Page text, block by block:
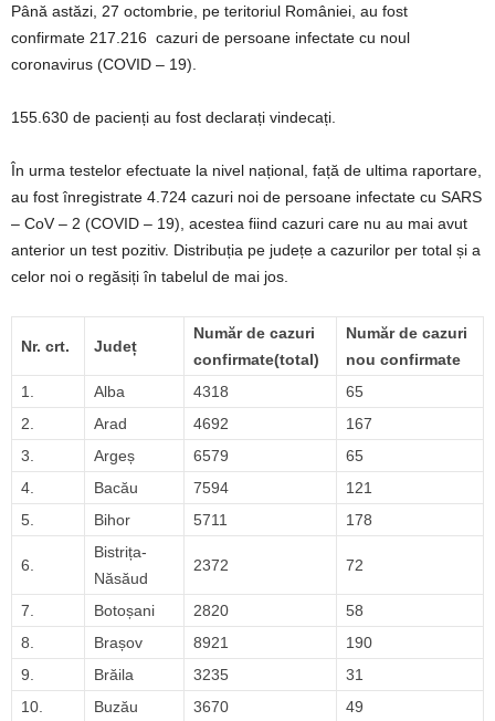
Până astăzi, 27 octombrie, pe teritoriul României, au fost
confirmate 217.216 cazuri de persoane infectate cu noul
coronavirus (COVID – 19).
155.630 de pacienți au fost declarați vindecați.
În urma testelor efectuate la nivel național, față de ultima raportare,
au fost înregistrate 4.724 cazuri noi de persoane infectate cu SARS
– CoV – 2 (COVID – 19), acestea fiind cazuri care nu au mai avut
anterior un test pozitiv. Distribuția pe județe a cazurilor per total și a
celor noi o regăsiți în tabelul de mai jos.
Nr. crt. Județ
Număr de cazuri
confirmate(total)
Număr de cazuri
nou confirmate
1.
Alba 4318
65
2.
Arad 4692
167
3.
Argeș 6579
65
4.
Bacău 7594
121
5.
Bihor 5711 178
6.
Bistrița-
Năsăud
2372 72
7. Botoșani 2820
58
8.
Brașov 8921
190
9.
Brăila 3235
31
10.
Buzău 3670 49